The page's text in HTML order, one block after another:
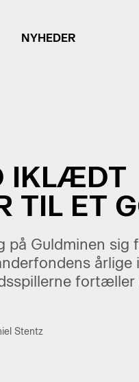
NYHEDER
IKLÆDT
TIL ET
på Guldminen
fortæller
Stentz